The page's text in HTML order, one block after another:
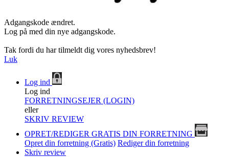
Adgangskode ændret.
Log på med din nye adgangskode.
Tak fordi du har tilmeldt dig vores nyhedsbrev!
Luk
Log ind
Log ind
FORRETNINGSEJER (LOGIN)
eller
SKRIV REVIEW
OPRET/REDIGER GRATIS DIN FORRETNING
Opret din forretning (Gratis) Rediger din forretning
Skriv review